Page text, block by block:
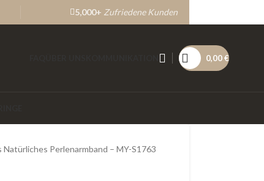
0,00€
Natürliches Perlenarmband – MY-S1763
5,000+ Zufriedene Kunden